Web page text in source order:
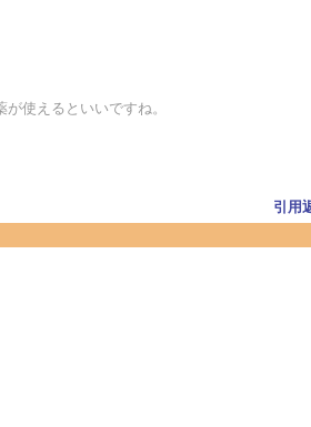
使えるといいですね。
引用